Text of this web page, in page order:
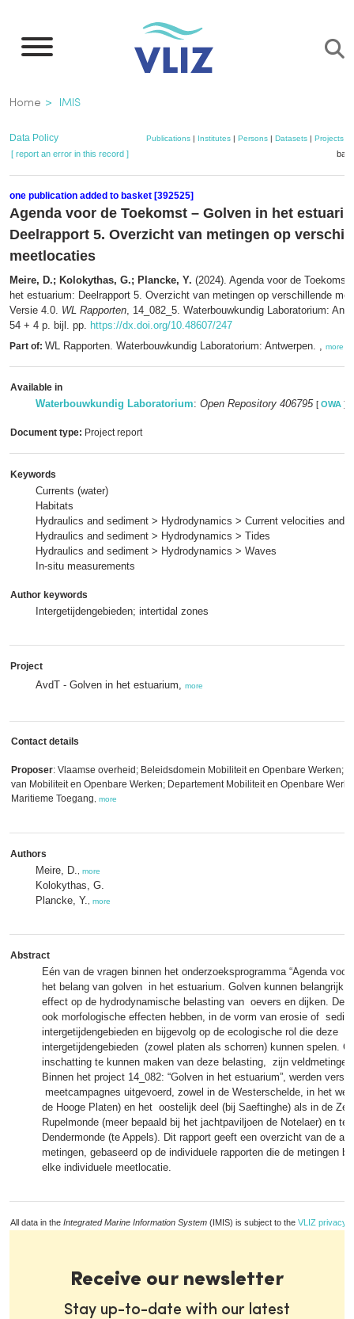
main
Breadcrumb
Home IMIS
Data Policy Publications| Institutes| Persons| Datasets| Projects|
[ report an error in this record ]
one publication added to basket [392525]
Agenda voor de Toekomst – Golven in het
Deelrapport 5. Overzicht van metingen op
meetlocaties
Meire, D.; Kolokythas, G.; Plancke, Y. (2024). Agenda voor de Toekomst
het estuarium: Deelrapport 5. Overzicht van metingen op verschillende
Versie 4.0. WL Rapporten, 14_082_5. Waterbouwkundig Laboratorium:
54 + 4 p. bijl. pp. https://dx.doi.org/10.48607/247
Part of: WL Rapporten. Waterbouwkundig Laboratorium: Antwerpen. , more
Available in
Waterbouwkundig Laboratorium: Open Repository 406795 [ OWA ]
Document type: Project report
Keywords
Currents (water)
Habitats
Hydraulics and sediment > Hydrodynamics > Current velocities and
Hydraulics and sediment > Hydrodynamics > Tides
Hydraulics and sediment > Hydrodynamics > Waves
In-situ measurements
Author keywords
Intergetijdengebieden; intertidal zones
Project
AvdT - Golven in het estuarium, more
Contact details
Proposer: Vlaamse overheid; Beleidsdomein Mobiliteit en Openbare Werken;
van Mobiliteit en Openbare Werken; Departement Mobiliteit en Openbare
Maritieme Toegang
more
Authors
Meire, D. more
Kolokythas, G.
Plancke, Y.
more
Abstract
Eén van de vragen binnen het onderzoeksprogramma “Agenda voor
het belang van golven in het estuarium. Golven kunnen belangrijk
effect op de hydrodynamische belasting van oevers en dijken.
ook morfologische effecten hebben, in de vorm van erosie of
intergetijdengebieden en bijgevolg op de ecologische rol die deze
intergetijdengebieden (zowel platen als schorren) kunnen spelen.
inschatting te kunnen maken van deze belasting, zijn
Binnen het project 14_082: “Golven in het estuarium”, werden
meetcampagnes uitgevoerd, zowel in de Westerschelde, in het
de Hooge Platen) en het oostelijk deel (bij Saeftinghe) als in de
Rupelmonde (meer bepaald bij het jachtpaviljoen de Notelaer) en
Dendermonde (te Appels). Dit rapport geeft een overzicht van de
metingen, gebaseerd op de individuele rapporten die de metingen
elke individuele meetlocatie.
All data in the Integrated Marine Information System (IMIS) is subject to the VLIZ privacy
Receive our newsletter
Stay up-to-date with our latest